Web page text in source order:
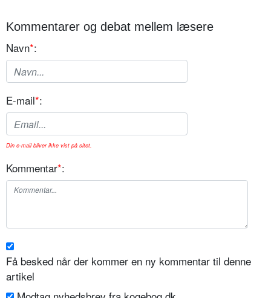
Kommentarer og debat mellem læsere
Navn*:
E-mail*:
Din e-mail bliver ikke vist på sitet.
Kommentar*:
Få besked når der kommer en ny kommentar til denne
artikel